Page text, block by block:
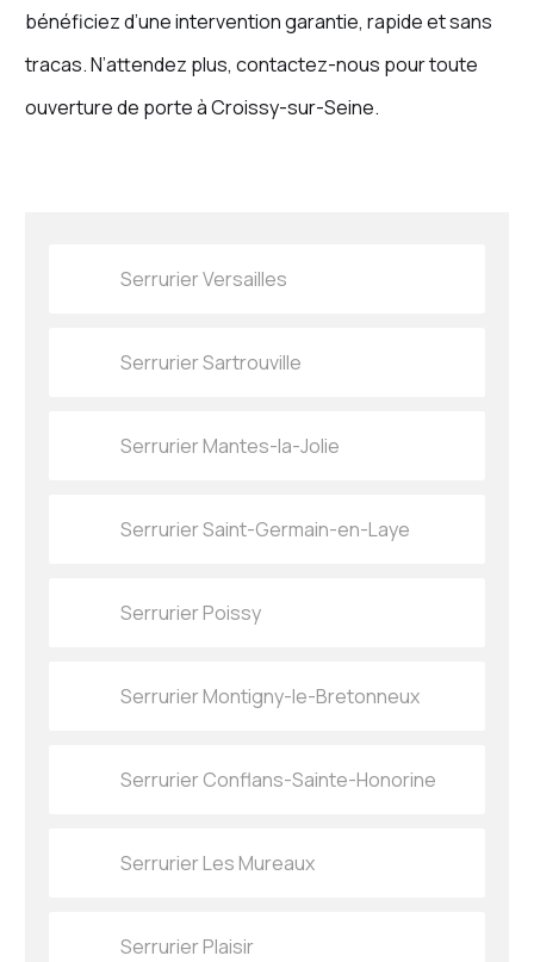
bénéficiez d’une intervention garantie, rapide et sans
tracas. N’attendez plus, contactez-nous pour toute
ouverture de porte à Croissy-sur-Seine.
Serrurier Versailles
Serrurier Sartrouville
Serrurier Mantes-la-Jolie
Serrurier Saint-Germain-en-Laye
Serrurier Poissy
Serrurier Montigny-le-Bretonneux
Serrurier Conflans-Sainte-Honorine
Serrurier Les Mureaux
Serrurier Plaisir